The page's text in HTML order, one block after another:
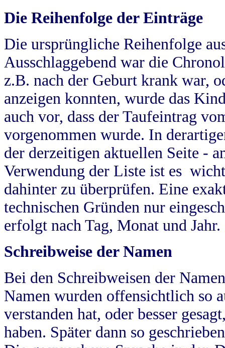
Die Reihenfolge der Einträge
Die ursprüngliche Reihenfolge
Ausschlaggebend war die
z.B. nach der Geburt krank war,
anzeigen konnten, wurde das
auch vor, dass der Taufeintrag
vorgenommen wurde. In
der derzeitigen aktuellen Seite -
Verwendung der Liste ist es
dahinter zu überprüfen. Eine
technischen Gründen nur
erfolgt nach Tag, Monat und Jahr.
Schreibweise der Namen
Bei den Schreibweisen der
Namen wurden offensichtlich so
verstanden hat, oder besser
haben. Später dann so